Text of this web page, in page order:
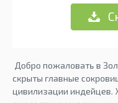
Добро пожаловать в
скрыты главные
цивилизации индейцев.